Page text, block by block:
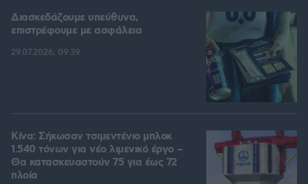
Διασκεδάζουμε υπεύθυνα,
επιστρέφουμε με ασφάλεια
29.07.2026, 09:39
Κίνα: Σήκωσαν τσιμεντένιο μπλοκ
1.540 τόνων για νέο λιμενικό έργο –
Θα κατασκευαστούν 75 για έως 72
πλοία